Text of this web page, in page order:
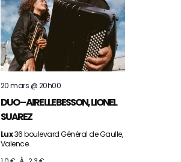
i
g
a
t
i
e
s
é
v
20 mars @ 20h00
DUO – AIRELLE BESSON, LIONEL
SUAREZ
Lux36 boulevard Général de Gaulle,
Valence